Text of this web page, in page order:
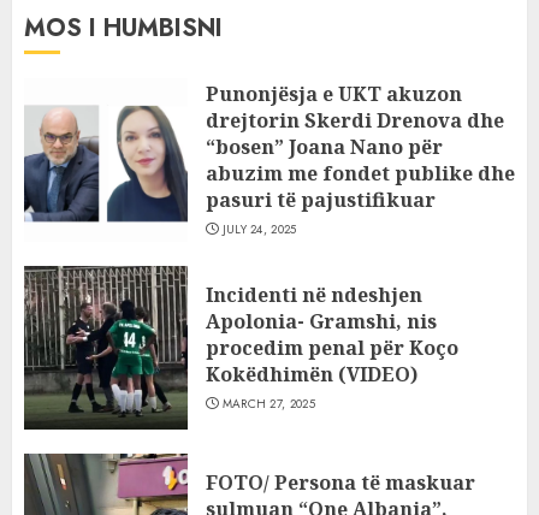
MOS I HUMBISNI
Punonjësja e UKT akuzon
drejtorin Skerdi Drenova dhe
“bosen” Joana Nano për
abuzim me fondet publike dhe
pasuri të pajustifikuar
JULY 24, 2025
Incidenti në ndeshjen
Apolonia- Gramshi, nis
procedim penal për Koço
Kokëdhimën (VIDEO)
MARCH 27, 2025
FOTO/ Persona të maskuar
sulmuan “One Albania”,